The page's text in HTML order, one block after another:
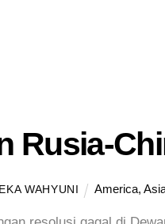
Rusia-
WAHYUNI America,